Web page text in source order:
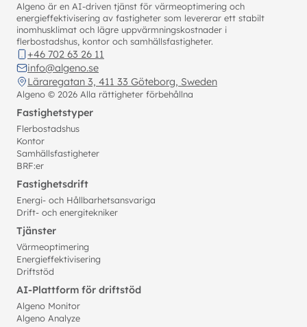
Algeno är en AI-driven tjänst för värmeoptimering och
energieffektivisering av fastigheter som levererar ett stabilt
inomhusklimat och lägre uppvärmningskostnader i
flerbostadshus, kontor och samhällsfastigheter.
+46 702 63 26 11
info@algeno.se
Läraregatan 3, 411 33 Göteborg, Sweden
Algeno © 2026 Alla rättigheter förbehållna
Fastighetstyper
Flerbostadshus
Kontor
Samhällsfastigheter
BRF:er
Fastighetsdrift
Energi- och Hållbarhetsansvariga
Drift- och energitekniker
Tjänster
Värmeoptimering
Energieffektivisering
Driftstöd
AI-Plattform för driftstöd
Algeno Monitor
Algeno Analyze